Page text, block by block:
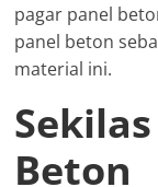
pagar panel
panel beton
material ini.
Beton